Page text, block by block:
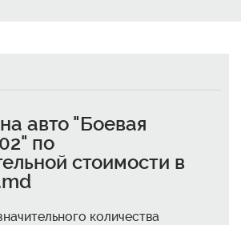
авто "Боевая
по
стоимости в
количества